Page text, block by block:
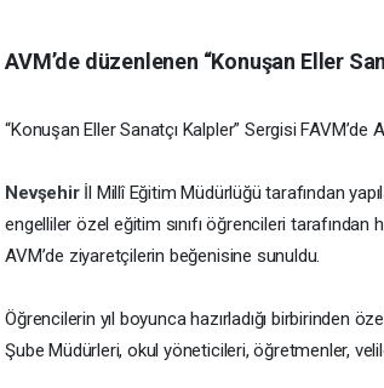
AVM’de düzenlenen “Konuşan Eller
“Konuşan Eller Sanatçı Kalpler” Sergisi FAVM’de
Nevşehir İl Millî Eğitim Müdürlüğü tarafından
engelliler özel eğitim sınıfı öğrencileri tarafından
AVM’de ziyaretçilerin beğenisine sunuldu.
Öğrencilerin yıl boyunca hazırladığı birbirinden
Şube Müdürleri, okul yöneticileri, öğretmenler,